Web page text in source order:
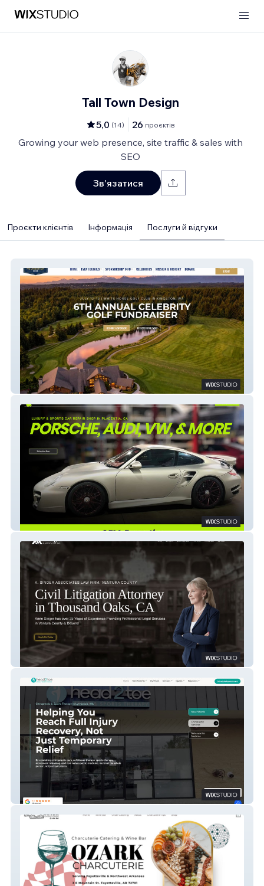
Tall Town Design
5,0 (14) 26 проєктів
Growing your web presence, site traffic & sales with
SEO
Зв'язатися
Проєкти клієнтів Інформація Послуги й відгуки
Mike Tice Foundation
AU Tuning
A. Singer Associates
Head2Toe Spine & Sports Therapy